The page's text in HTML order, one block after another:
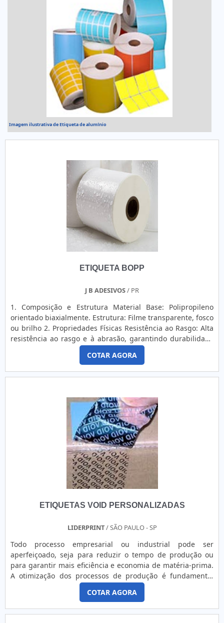
Imagem ilustrativa de Etiqueta de alumínio
ETIQUETA BOPP
J B ADESIVOS/ PR
1. Composição e Estrutura Material Base: Polipropileno
orientado biaxialmente. Estrutura: Filme transparente, fosco
ou brilho 2. Propriedades Físicas Resistência ao Rasgo: Alta
resistência ao rasgo e à abrasão, garantindo durabilidade
mesmo em condições adversas. Flexibilidade: Boa
conformidade em superfícies curvas ou irregulares.
Rigidez: Geralmente mais rígido em comparação com
outros filmes plásticos, o que pode afetar a aplicação em
Ambientais Resistência à Umidade: Excelente resistência à
água e umidade, tornando-o ideal para ambientes úmidos.
Resistência a Solventes: Boa resistência a solventes e
produtos químicos, o que é útil para produtos químicos e
industriais. Resistência UV: Boa resistência à exposição ao
sol e luz UV, minimizando o desbotamento e a deterioração.
4. Propriedades de Adesão Tipos de Adesivo: Adesivo
acrílico ou a base de solvente. Adesão a Superfícies: Boa
adesão a superfícies planas e ligeiramente curvas; pode
COTAR AGORA
ETIQUETAS VOID PERSONALIZADAS
LIDERPRINT/ SÃO PAULO - SP
Todo processo empresarial ou industrial pode ser
aperfeiçoado, seja para reduzir o tempo de produção ou
para garantir mais eficiência e economia de matéria-prima.
A otimização dos processos de produção é fundamental
para alcançar um desempenho adequado das etapas
produtivas, do estoque e venda do produto final dentro de
uma empresa e isso pode ser alcançado com uma boa
assessoria em processos produtivos. Para ajudar as
COTAR AGORA